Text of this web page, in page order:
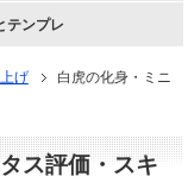
テンプレ
げ
白虎の化身・ミニ
ス評価・スキ